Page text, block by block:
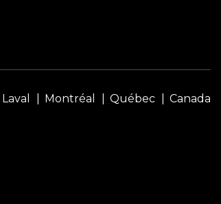
Laval Montréal Québec Canada